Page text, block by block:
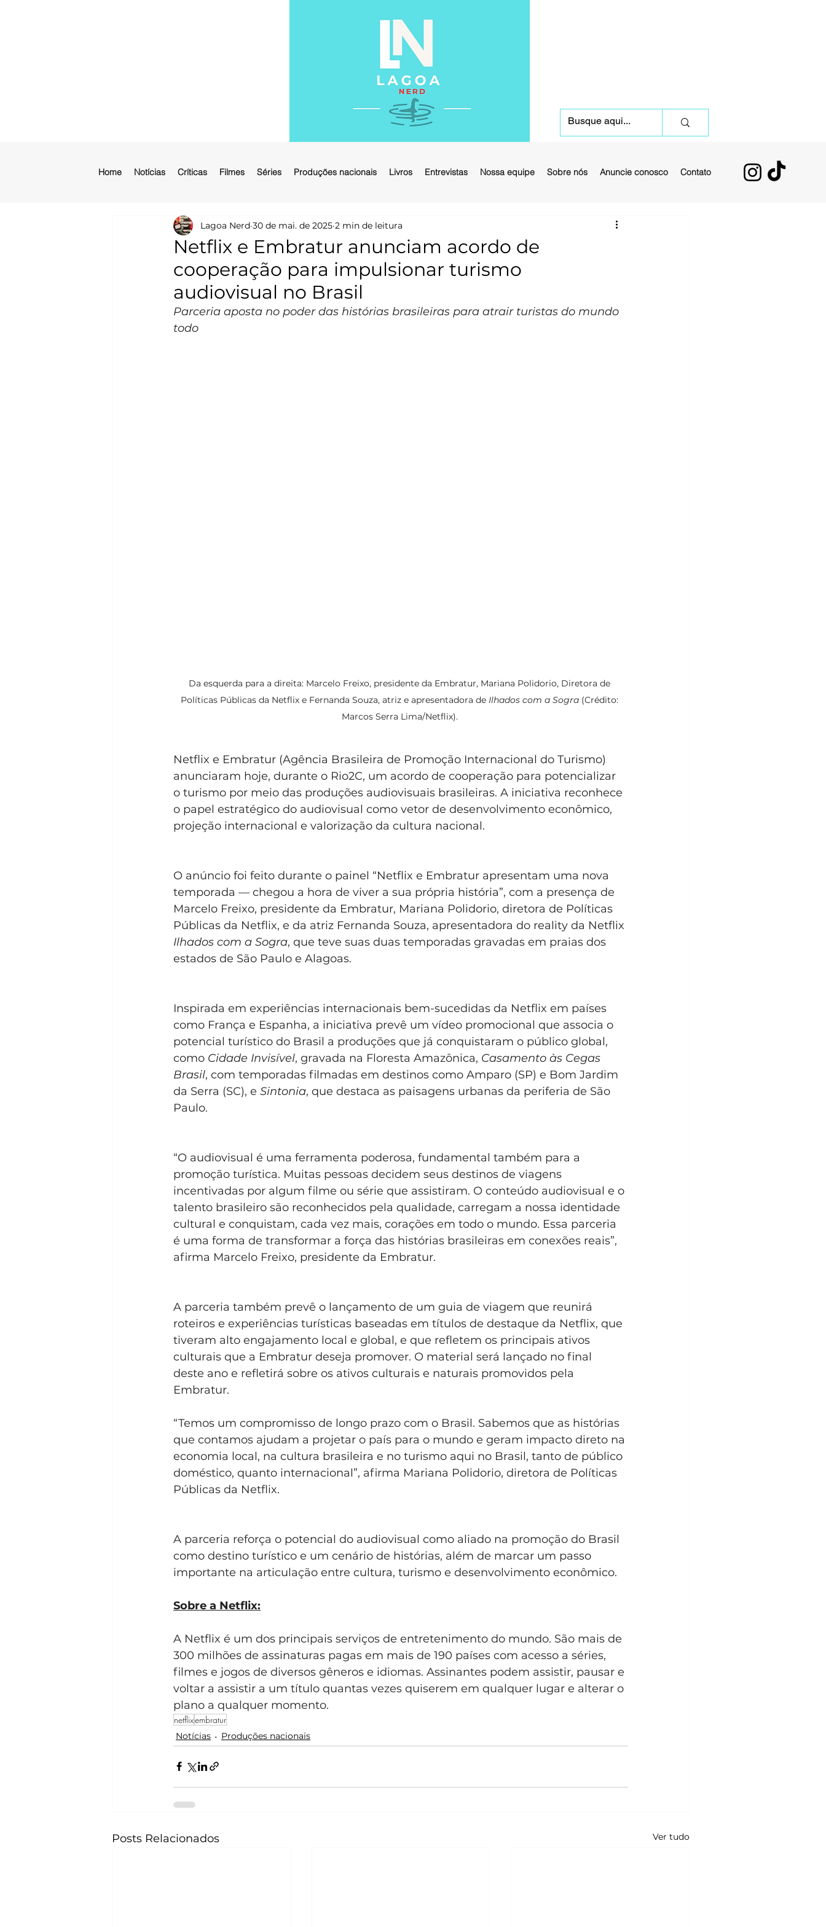
Home Notícias Críticas Filmes Séries Produções nacionais Livros Entrevistas Nossa equipe Sobre nós Anuncie conosco Contato
Netflix e Embratur anunciam acordo de
cooperação para impulsionar turismo
audiovisual no Brasil
Lagoa Nerd 30 de mai. de 2025 2 min de leitura
Parceria aposta no poder das histórias brasileiras para atrair turistas do mundo
todo
Da esquerda para a direita: Marcelo Freixo, presidente da Embratur, Mariana Polidorio, Diretora de
Políticas Públicas da Netflix e Fernanda Souza, atriz e apresentadora de Ilhados com a Sogra (Crédito:
Marcos Serra Lima/Netflix).
Netflix e Embratur (Agência Brasileira de Promoção Internacional do Turismo)
anunciaram hoje, durante o Rio2C, um acordo de cooperação para potencializar
o turismo por meio das produções audiovisuais brasileiras. A iniciativa reconhece
o papel estratégico do audiovisual como vetor de desenvolvimento econômico,
projeção internacional e valorização da cultura nacional.
O anúncio foi feito durante o painel “Netflix e Embratur apresentam uma nova
temporada — chegou a hora de viver a sua própria história”, com a presença de
Marcelo Freixo, presidente da Embratur, Mariana Polidorio, diretora de Políticas
Públicas da Netflix, e da atriz Fernanda Souza, apresentadora do reality da Netflix
Ilhados com a Sogra, que teve suas duas temporadas gravadas em praias dos
estados de São Paulo e Alagoas.
Inspirada em experiências internacionais bem-sucedidas da Netflix em países
como França e Espanha, a iniciativa prevê um vídeo promocional que associa o
potencial turístico do Brasil a produções que já conquistaram o público global,
como Cidade Invisível, gravada na Floresta Amazônica, Casamento às Cegas
Brasil, com temporadas filmadas em destinos como Amparo (SP) e Bom Jardim
da Serra (SC), e Sintonia, que destaca as paisagens urbanas da periferia de São
Paulo.
“O audiovisual é uma ferramenta poderosa, fundamental também para a
promoção turística. Muitas pessoas decidem seus destinos de viagens
incentivadas por algum filme ou série que assistiram. O conteúdo audiovisual e o
talento brasileiro são reconhecidos pela qualidade, carregam a nossa identidade
cultural e conquistam, cada vez mais, corações em todo o mundo. Essa parceria
é uma forma de transformar a força das histórias brasileiras em conexões reais”,
afirma Marcelo Freixo, presidente da Embratur.
A parceria também prevê o lançamento de um guia de viagem que reunirá
roteiros e experiências turísticas baseadas em títulos de destaque da Netflix, que
tiveram alto engajamento local e global, e que refletem os principais ativos
culturais que a Embratur deseja promover. O material será lançado no final
deste ano e refletirá sobre os ativos culturais e naturais promovidos pela
Embratur.
“Temos um compromisso de longo prazo com o Brasil. Sabemos que as histórias
que contamos ajudam a projetar o país para o mundo e geram impacto direto na
economia local, na cultura brasileira e no turismo aqui no Brasil, tanto de público
doméstico, quanto internacional”, afirma Mariana Polidorio, diretora de Políticas
Públicas da Netflix.
A parceria reforça o potencial do audiovisual como aliado na promoção do Brasil
como destino turístico e um cenário de histórias, além de marcar um passo
importante na articulação entre cultura, turismo e desenvolvimento econômico.
Sobre a Netflix:
A Netflix é um dos principais serviços de entretenimento do mundo. São mais de
300 milhões de assinaturas pagas em mais de 190 países com acesso a séries,
filmes e jogos de diversos gêneros e idiomas. Assinantes podem assistir, pausar e
voltar a assistir a um título quantas vezes quiserem em qualquer lugar e alterar o
plano a qualquer momento.
netflixembratur
Notícias Produções nacionais
Posts Relacionados Ver tudo